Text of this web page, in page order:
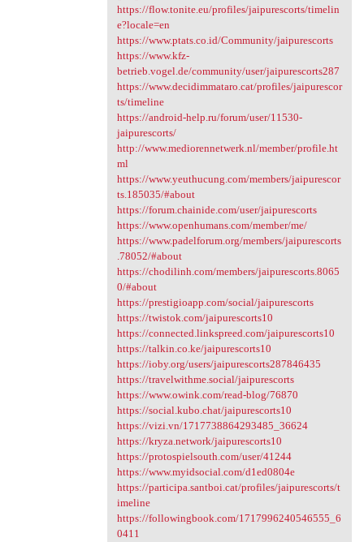
https://flow.tonite.eu/profiles/jaipurescorts/timelin
e?locale=en
https://www.ptats.co.id/Community/jaipurescorts
https://www.kfz-
betrieb.vogel.de/community/user/jaipurescorts287
https://www.decidimmataro.cat/profiles/jaipurescor
ts/timeline
https://android-help.ru/forum/user/11530-
jaipurescorts/
http://www.mediorennetwerk.nl/member/profile.ht
ml
https://www.yeuthucung.com/members/jaipurescor
ts.185035/#about
https://forum.chainide.com/user/jaipurescorts
https://www.openhumans.com/member/me/
https://www.padelforum.org/members/jaipurescorts
.78052/#about
https://chodilinh.com/members/jaipurescorts.8065
0/#about
https://prestigioapp.com/social/jaipurescorts
https://twistok.com/jaipurescorts10
https://connected.linkspreed.com/jaipurescorts10
https://talkin.co.ke/jaipurescorts10
https://ioby.org/users/jaipurescorts287846435
https://travelwithme.social/jaipurescorts
https://www.owink.com/read-blog/76870
https://social.kubo.chat/jaipurescorts10
https://vizi.vn/1717738864293485_36624
https://kryza.network/jaipurescorts10
https://protospielsouth.com/user/41244
https://www.myidsocial.com/d1ed0804e
https://participa.santboi.cat/profiles/jaipurescorts/t
imeline
https://followingbook.com/1717996240546555_6
0411